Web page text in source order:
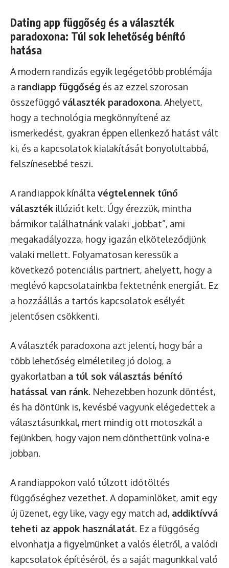
Dating app függőség és a választék
paradoxona: Túl sok lehetőség bénító
hatása
A modern randizás egyik legégetőbb problémája
a randiapp függőség és az ezzel szorosan
összefüggő választék paradoxona. Ahelyett,
hogy a technológia megkönnyítené az
ismerkedést, gyakran éppen ellenkező hatást vált
ki, és a kapcsolatok kialakítását bonyolultabbá,
felszínesebbé teszi.
A randiappok kínálta végtelennek tűnő
választék illúziót kelt. Úgy érezzük, mintha
bármikor találhatnánk valaki „jobbat”, ami
megakadályozza, hogy igazán elköteleződjünk
valaki mellett. Folyamatosan keressük a
következő potenciális partnert, ahelyett, hogy a
meglévő kapcsolatainkba fektetnénk energiát. Ez
a hozzáállás a tartós kapcsolatok esélyét
jelentősen csökkenti.
A választék paradoxona azt jelenti, hogy bár a
több lehetőség elméletileg jó dolog, a
gyakorlatban a túl sok választás bénító
hatással van ránk. Nehezebben hozunk döntést,
és ha döntünk is, kevésbé vagyunk elégedettek a
választásunkkal, mert mindig ott motoszkál a
fejünkben, hogy vajon nem dönthettünk volna-e
jobban.
A randiappokon való túlzott időtöltés
függőséghez vezethet. A dopaminlöket, amit egy
új üzenet, egy like, vagy egy match ad, addiktívvá
teheti az appok használatát. Ez a függőség
elvonhatja a figyelmünket a valós életről, a valódi
kapcsolatok építéséről, és a saját magunkkal való